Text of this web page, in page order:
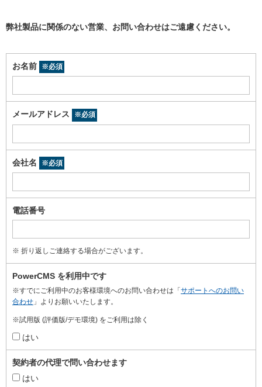
弊社製品に関係のない営業、お問い合わせはご遠慮ください。
お名前 ※必須
メールアドレス ※必須
会社名 ※必須
電話番号
※ 折り返しご連絡する場合がございます。
PowerCMS を利用中です
※すでにご利用中のお客様環境へのお問い合わせは「サポートへのお問い
合わせ 」よりお願いいたします。
※試用版 (評価版/デモ環境) をご利用は除く
はい
契約者の代理で問い合わせます
はい